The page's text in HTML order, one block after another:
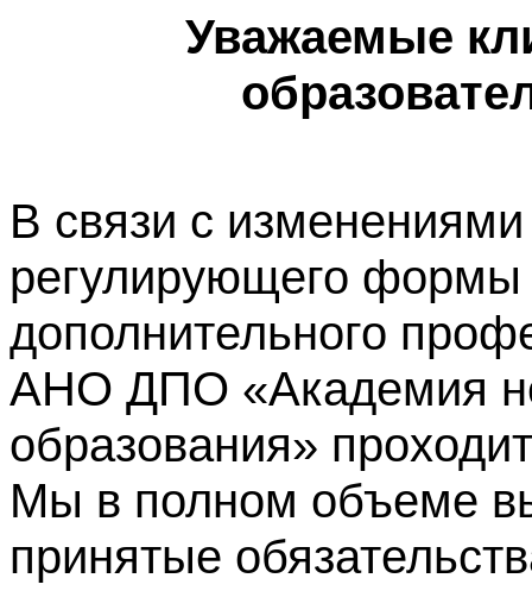
Уважаемые
В связи с изменениями
регулирующего формы
дополнительного
АНО ДПО «Академия
образования»
Мы в полном объеме
принятые